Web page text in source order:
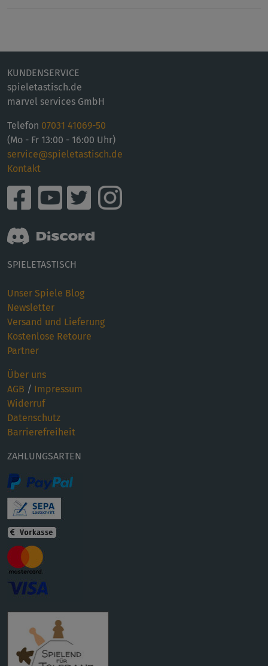
KUNDENSERVICE
spieletastisch.de
marvel services GmbH
Telefon 07031 41069-50
(Mo - Fr 13:00 - 16:00 Uhr)
service@spieletastisch.de
Kontakt
SPIELETASTISCH
Unser Spiele Blog
Newsletter
Versand und Lieferung
Kostenlose Retoure
Partner
Über uns
AGB / Impressum
Widerruf
Datenschutz
Barrierefreiheit
ZAHLUNGSARTEN